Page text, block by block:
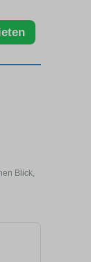
Blick,